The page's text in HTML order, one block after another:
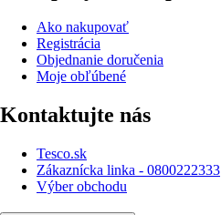
Ako nakupovať
Registrácia
Objednanie doručenia
Moje obľúbené
Kontaktujte nás
Tesco.sk
Zákaznícka linka - 0800222333
Výber obchodu